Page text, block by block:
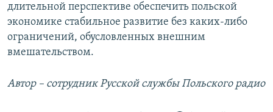
длительной перспективе обеспечить польской
экономике стабильное развитие без каких-либо
ограничений, обусловленных внешним
вмешательством.
Автор – сотрудник Русской службы Польского радио